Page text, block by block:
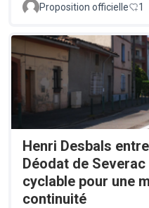
Proposition officielle 1
Henri Desbals
Déodat de
cyclable pour une
continuité